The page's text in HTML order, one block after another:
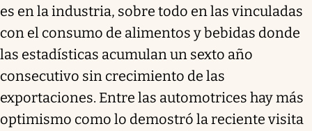
es en la industria, sobre todo en las vinculadas
con el consumo de alimentos y bebidas donde
las estadísticas acumulan un sexto año
consecutivo sin crecimiento de las
exportaciones. Entre las automotrices hay más
optimismo como lo demostró la reciente visita